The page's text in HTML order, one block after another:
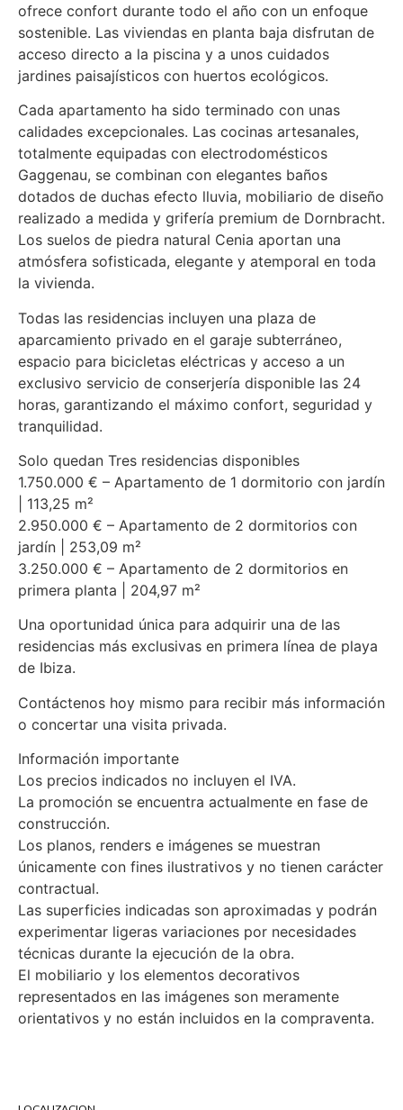
ofrece confort durante todo el año con un enfoque
sostenible. Las viviendas en planta baja disfrutan de
acceso directo a la piscina y a unos cuidados
jardines paisajísticos con huertos ecológicos.
Cada apartamento ha sido terminado con unas
calidades excepcionales. Las cocinas artesanales,
totalmente equipadas con electrodomésticos
Gaggenau, se combinan con elegantes baños
dotados de duchas efecto lluvia, mobiliario de diseño
realizado a medida y grifería premium de Dornbracht.
Los suelos de piedra natural Cenia aportan una
atmósfera sofisticada, elegante y atemporal en toda
la vivienda.
Todas las residencias incluyen una plaza de
aparcamiento privado en el garaje subterráneo,
espacio para bicicletas eléctricas y acceso a un
exclusivo servicio de conserjería disponible las 24
horas, garantizando el máximo confort, seguridad y
tranquilidad.
Solo quedan Tres residencias disponibles
1.750.000 € – Apartamento de 1 dormitorio con jardín
| 113,25 m²
2.950.000 € – Apartamento de 2 dormitorios con
jardín | 253,09 m²
3.250.000 € – Apartamento de 2 dormitorios en
primera planta | 204,97 m²
Una oportunidad única para adquirir una de las
residencias más exclusivas en primera línea de playa
de Ibiza.
Contáctenos hoy mismo para recibir más información
o concertar una visita privada.
Información importante
Los precios indicados no incluyen el IVA.
La promoción se encuentra actualmente en fase de
construcción.
Los planos, renders e imágenes se muestran
únicamente con fines ilustrativos y no tienen carácter
contractual.
Las superficies indicadas son aproximadas y podrán
experimentar ligeras variaciones por necesidades
técnicas durante la ejecución de la obra.
El mobiliario y los elementos decorativos
representados en las imágenes son meramente
orientativos y no están incluidos en la compraventa.